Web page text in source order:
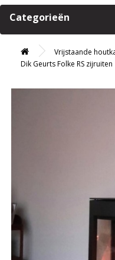
Categorieën
Vrijstaande
Dik Geurts Folke RS zijruiten